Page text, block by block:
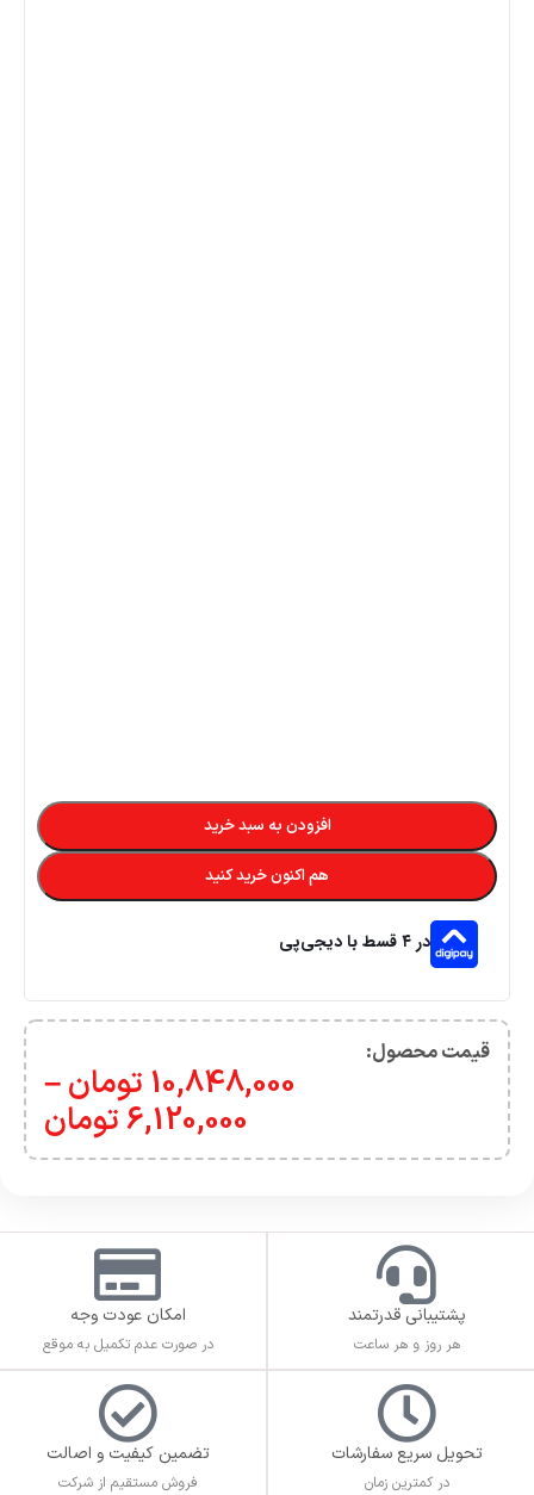
افزودن به سبد خرید
هم اکنون خرید کنید
در ۴ قسط با دیجی‌پی
قیمت محصول:​
10,848,000 تومان–
6,120,000تومان
پشتیبانی قدرتمند
هر روز و هر ساعت
امکان عودت وجه
در صورت عدم تکمیل به موقع
تحویل سریع سفارشات
در کمترین زمان
تضمین کیفیت و اصالت
فروش مستقیم از شرکت